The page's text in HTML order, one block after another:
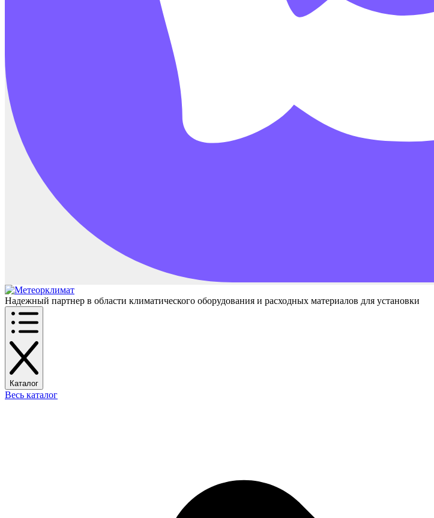
Надежный партнер в области климатического оборудования и расходных материалов для установки
Каталог
Весь каталог